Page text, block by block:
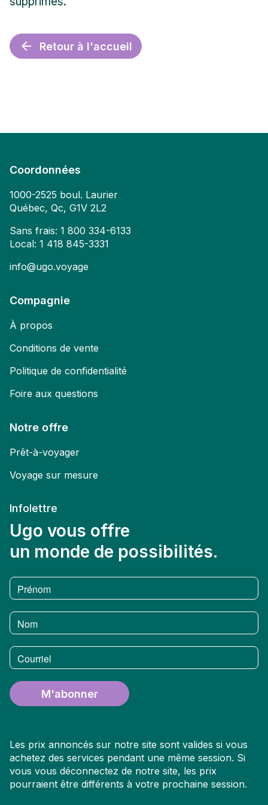
Retour à l'accueil
Coordonnées
1000-2525 boul. Laurier
Québec, Qc, G1V 2L2
Sans frais: 1 800 334-6133
Local: 1 418 845-3331
info@ugo.voyage
Compagnie
À propos
Conditions de vente
Politique de confidentialité
Foire aux questions
Notre offre
Prêt-à-voyager
Voyage sur mesure
Infolettre
Ugo vous offre
un monde de possibilités.
Prénom
Nom
Courriel
M'abonner
Les prix annoncés sur notre site sont valides si vous
achetez des services pendant une même session. Si
vous vous déconnectez de notre site, les prix
pourraient être différents à votre prochaine session.